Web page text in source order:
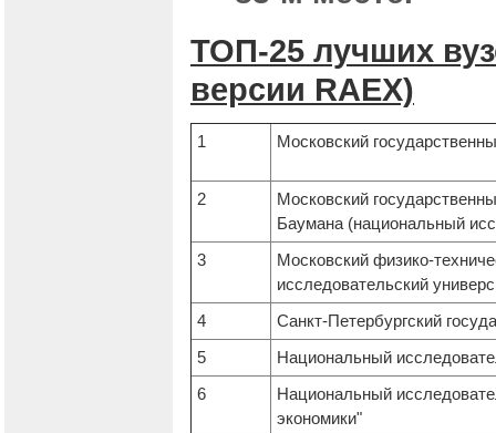
ТОП-25 лучших
версии RAEX)
1 Московский
2
Московский
Баумана (национальный
3
Московский физико-
исследовательский
4
Санкт-Петербургский
5
Национальный
6
Национальный
экономики"